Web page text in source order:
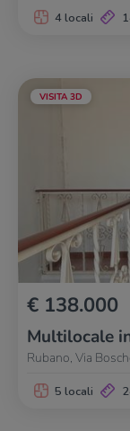
4 locali
VISITA 3D
€ 138.000
Multilocale
Rubano, Via
5 locali